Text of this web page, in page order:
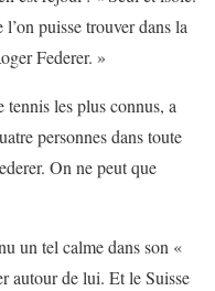
puisse trouver dans la
Federer. »
tennis les plus connus, a
personnes dans toute
On ne peut que
un tel calme dans son «
autour de lui. Et le Suisse